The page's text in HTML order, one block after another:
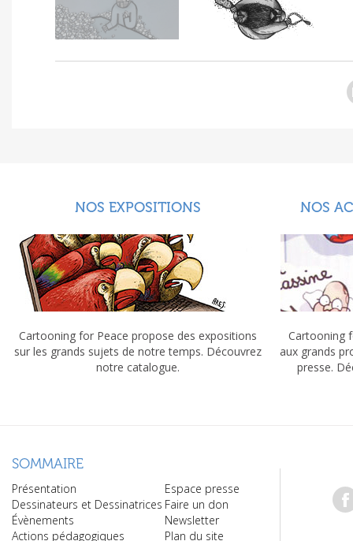
NOS EXPOSITIONS
Cartooning for Peace propose des expositions
sur les grands sujets de notre temps. Découvrez
notre catalogue.
NOS
Cartooning
aux grands
presse.
SOMMAIRE
Présentation
Dessinateurs et Dessinatrices
Évènements
Actions pédagogiques
Espace presse
Faire un don
Newsletter
Plan du site